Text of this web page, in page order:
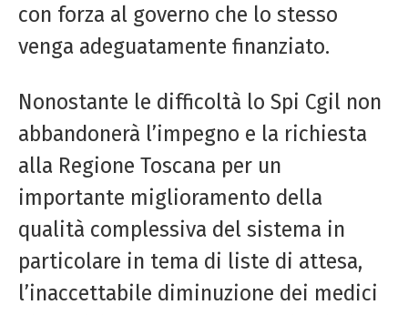
con forza al governo che lo stesso
venga adeguatamente finanziato.
Nonostante le difficoltà lo Spi Cgil non
abbandonerà l’impegno e la richiesta
alla Regione Toscana per un
importante miglioramento della
qualità complessiva del sistema in
particolare in tema di liste di attesa,
l’inaccettabile diminuzione dei medici